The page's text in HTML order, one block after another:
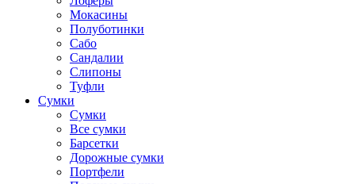
Мокасины
Полуботинки
Сабо
Сандалии
Слипоны
Туфли
Сумки
Сумки
Все сумки
Барсетки
Дорожные сумки
Портфели